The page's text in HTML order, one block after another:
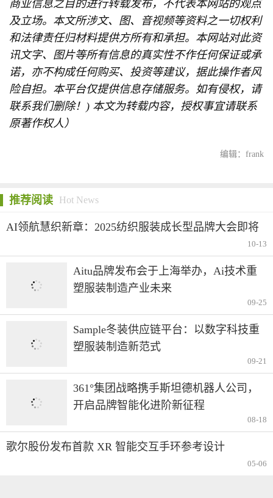
商业信息之目的进行转载发布，不代表本网站的观点
及立场。本文所涉文、图、音视频等资料之一切权利
和法律责任归材料提供方所有和承担。本网站对此资
讯文字、图片等所有信息的真实性不作任何保证或承
诺，亦不构成任何购买、投资等建议，据此操作者风
险自担。本平台仅提供信息存储服务。如有侵权，请
联系我们删除！) 本文为转载内容，授权事宜请联系
原著作权人）
编辑：frank
推荐阅读 Hot News
AI领航慧织新章：2025纺织服装成长型品牌大会即将
10-13
Aitu品牌发布会于上海举办，Ai技术重
塑服装制造产业未来
09-25
Sample冬装供应链平台：以数字科技重
塑服装制造新范式
09-21
361°集团战略携手斯坦德机器人公司，
开启品牌智能化进阶新征程
08-18
歌尔股份发布首款 XR 智能交互手环参考设计
05-06